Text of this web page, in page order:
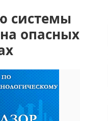
системы
опасных